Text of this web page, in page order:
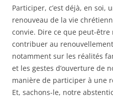
Participer, c’est déjà, en soi,
renouveau de la vie
convie. Dire ce que peut-
contribuer au
notamment sur les réalités
et les gestes d’ouverture de
manière de participer à une
Et, sachons-le, notre